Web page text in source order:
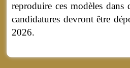
reproduire ces modèles dans
candidatures devront être
2026.